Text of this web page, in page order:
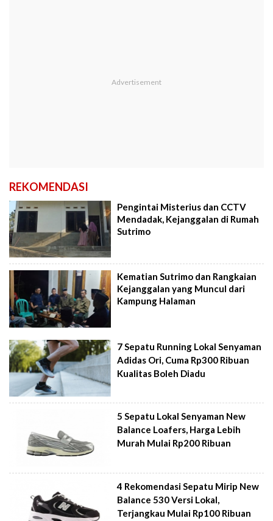
REKOMENDASI
Pengintai Misterius dan CCTV
Mendadak, Kejanggalan di Rumah
Sutrimo
Kematian Sutrimo dan Rangkaian
Kejanggalan yang Muncul dari
Kampung Halaman
7 Sepatu Running Lokal Senyaman
Adidas Ori, Cuma Rp300 Ribuan
Kualitas Boleh Diadu
5 Sepatu Lokal Senyaman New
Balance Loafers, Harga Lebih
Murah Mulai Rp200 Ribuan
4 Rekomendasi Sepatu Mirip New
Balance 530 Versi Lokal,
Terjangkau Mulai Rp100 Ribuan